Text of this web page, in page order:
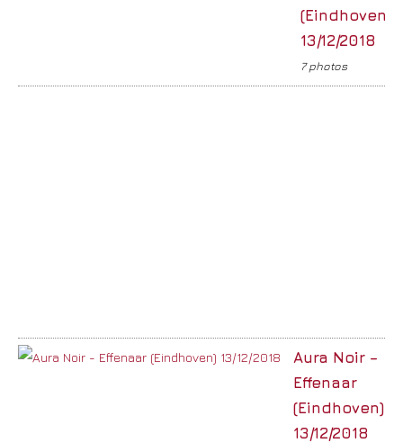
(Eindhoven)
13/12/2018
7 photos
Aura Noir –
Effenaar
(Eindhoven)
13/12/2018